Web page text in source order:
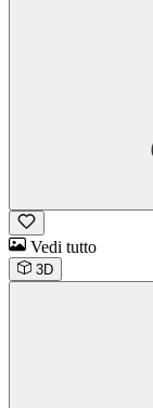
Vedi tutto
3D